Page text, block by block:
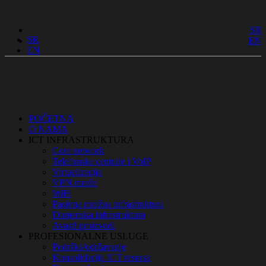
SR
EN
POČETNA
O NAMA
ICT INFRASTRUKTURA
Core network
Telefonske centrale i VoIP
Virtuelizacija
VPN mreže
WiFi
Pasivna mrežna infrastruktura
Domenska infrastruktura
Avast! proizvodi
PROFESIONALNE USLUGE
Podrška/održavanje
Konsolidacija ICT resursa
SR
EN